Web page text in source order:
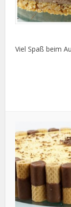
Viel Spaß beim